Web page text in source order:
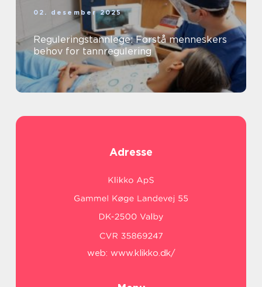
02. desember 2025
Reguleringstannlege: Forstå menneskers
behov for tannregulering
Adresse
web: www.klikko.dk/